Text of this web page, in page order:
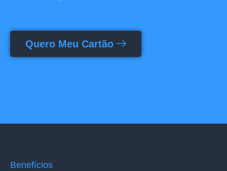
Quero Meu Cartão
Benefícios